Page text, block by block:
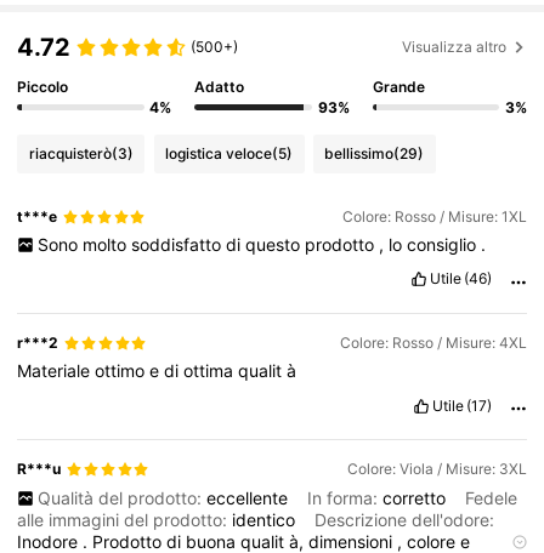
4.72 (500+) Visualizza altro
Piccolo
4%
Adatto
93%
Grande
3%
riacquisterò(3) logistica veloce(5) bellissimo(29)
t***e Colore: Rosso / Misure: 1XL
Sono molto soddisfatto di questo prodotto , lo consiglio .
Utile (46)
r***2 Colore: Rosso / Misure: 4XL
Materialeottimoediottimaqualità
Utile (17)
R***u Colore: Viola / Misure: 3XL
Qualità del prodotto: eccellente In forma: corretto
Fedele
alle immagini del prodotto: identico
Descrizione dell'odore:
Inodore . Prodottodi buonaqualità,dimensioni ,coloree